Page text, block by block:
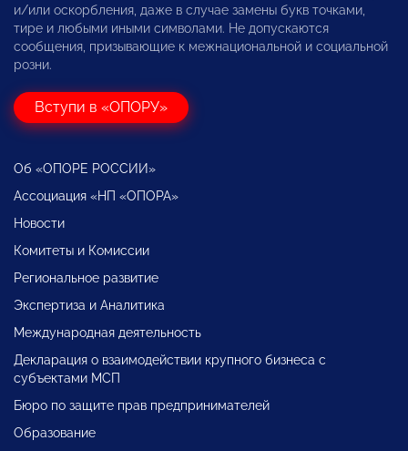
и/или оскорбления, даже в случае замены букв точками,
тире и любыми иными символами. Не допускаются
сообщения, призывающие к межнациональной и социальной
розни.
Вступи в «ОПОРУ»
Об «ОПОРЕ РОССИИ»
Ассоциация «НП «ОПОРА»
Новости
Комитеты и Комиссии
Региональное развитие
Экспертиза и Аналитика
Международная деятельность
Декларация о взаимодействии крупного бизнеса с
субъектами МСП
Бюро по защите прав предпринимателей
Образование